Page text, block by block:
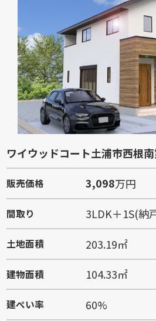
ワイウッドコート土浦市西根
販売価格 3,098万円
間取り 3LDK＋1S(納
土地面積 203.19㎡
建物面積 104.33㎡
建ぺい率 60%